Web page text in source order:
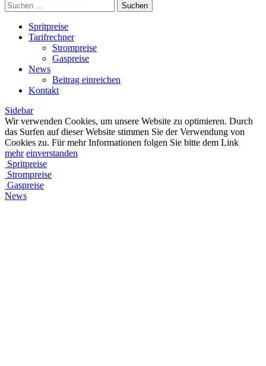
Suchen
Spritpreise
Tarifrechner
Strompreise
Gaspreise
News
Beitrag einreichen
Kontakt
Sidebar
Wir verwenden Cookies, um unsere Website zu optimieren. Durch
das Surfen auf dieser Website stimmen Sie der Verwendung von
Cookies zu. Für mehr Informationen folgen Sie bitte dem Link
mehr einverstanden
Spritpreise
Strompreise
Gaspreise
News